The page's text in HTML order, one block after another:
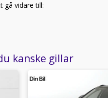
gå vidare till:
kanske gillar